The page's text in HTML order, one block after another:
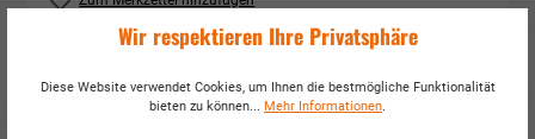
Fragen zum Produkt
Artikelnummer: 30773
Wir respektieren Ihre Privatsphäre
Diese Website verwendet Cookies, um Ihnen die bestmögliche Funktionalität
bieten zu können... Mehr Informationen.